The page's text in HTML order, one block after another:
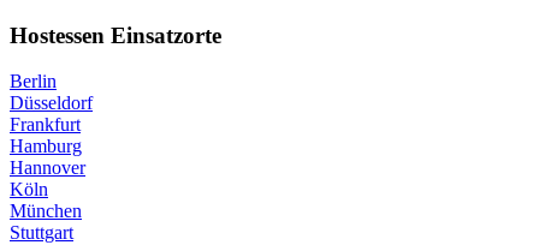
Hostessen Einsatzorte
Berlin
Düsseldorf
Frankfurt
Hamburg
Hannover
Köln
München
Stuttgart